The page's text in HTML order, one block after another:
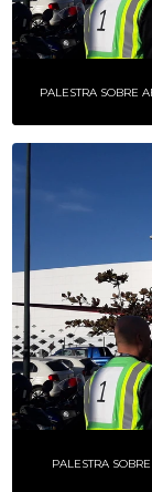
PALESTRA SOBRE
PALESTRA